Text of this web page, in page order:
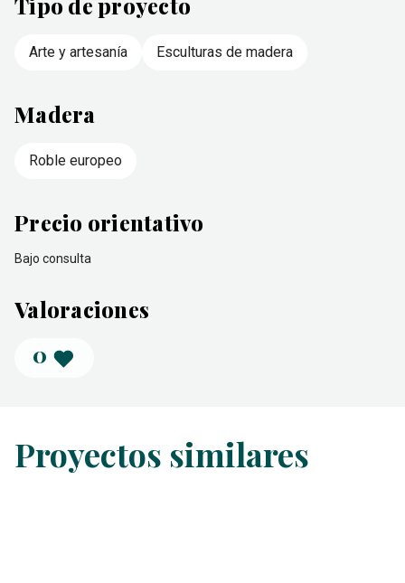
Arte y artesanía Esculturas de madera
Madera
Roble europeo
Precio orientativo
Bajo consulta
Valoraciones
0
Proyectos similares